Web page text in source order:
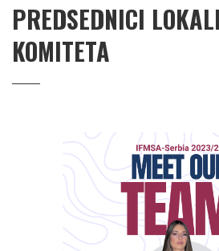
PREDSEDNICI
KOMITETA